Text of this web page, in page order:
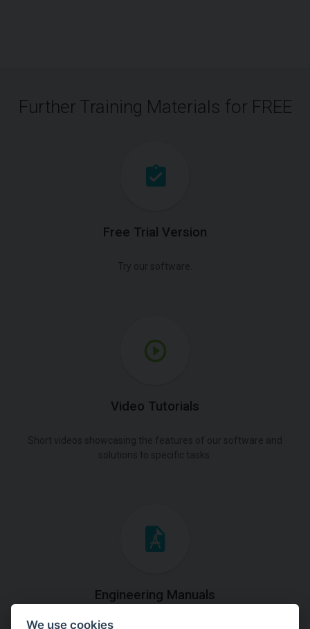
Further Training Materials for FREE
Free Trial Version
Video Tutorials
Engineering Manuals
We use cookies